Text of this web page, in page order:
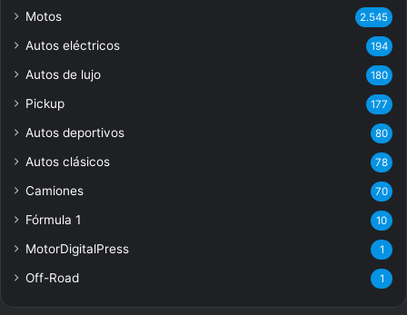
Motos 2.545
Autos eléctricos 194
Autos de lujo 180
Pickup 177
Autos deportivos 80
Autos clásicos 78
Camiones 70
Fórmula 1 10
MotorDigitalPress 1
Off-Road 1